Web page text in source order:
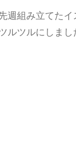
週組み立てたイ
ツルにしまし